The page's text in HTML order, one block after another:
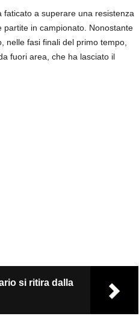
faticato a superare una resistenza
in campionato. Nonostante
nelle fasi finali del primo tempo,
fuori area, che ha lasciato il
si ritira dalla